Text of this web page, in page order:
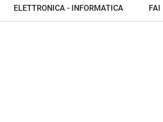
ELETTRONICA - INFORMATICA